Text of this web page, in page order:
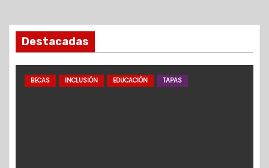
Destacadas
BECAS INCLUSIÓN EDUCACIÓN TAPAS